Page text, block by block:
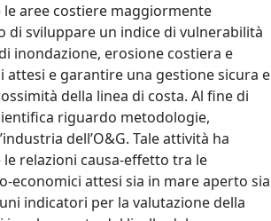
aree costiere maggiormente
di sviluppare un indice di vulnerabilità
inondazione, erosione costiera e
e garantire una gestione sicura e
della linea di costa. Al fine di
riguardo metodologie,
dell’O&G. Tale attività ha
relazioni causa-effetto tra le
economici attesi sia in mare aperto sia
indicatori per la valutazione della